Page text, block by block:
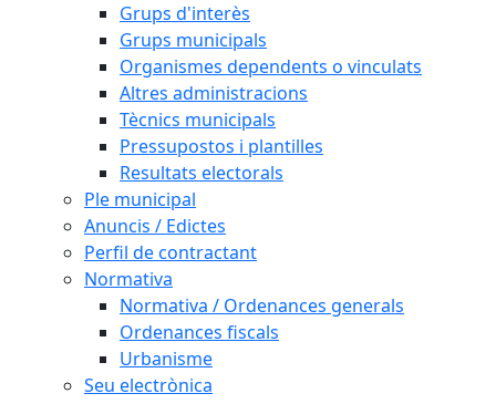
Grups d'interès
Grups municipals
Organismes dependents o vinculats
Altres administracions
Tècnics municipals
Pressupostos i plantilles
Resultats electorals
Ple municipal
Anuncis / Edictes
Perfil de contractant
Normativa
Normativa / Ordenances generals
Ordenances fiscals
Urbanisme
Seu electrònica